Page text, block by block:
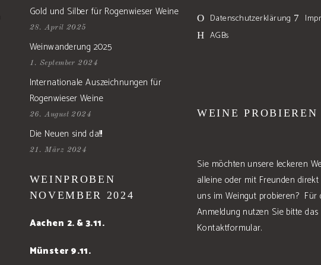
Gold und Silber für Rogenwieser Weine
28. April 2025
Weinwanderung 2025
1. September 2024
Internationale Auszeichnungen für
Rogenwieser Weine
26. August 2024
Die Neuen sind da!!!!
21. März 2024
WEINPROBEN
NOVEMBER 2024
Aachen 2. & 3.11.
Münster 9.11.
Datenschutzerklärung
AGBs
WEINE PROBIEREN
Sie möchten unsere leckeren
alleine oder mit Freunden direkt
uns im Weingut probieren? Für
Anmeldung nutzen Sie bitte das
Kontaktformular.